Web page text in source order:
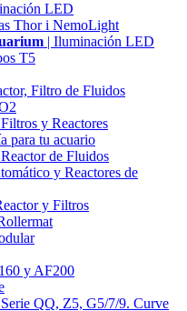
LED
Thor i NemoLight
| Iluminación LED
T5
Filtro de Fluidos
y Reactores
para tu acuario
de Fluidos
y Reactores de
y Filtros
y AF200
QQ, Z5, G5/7/9. Curve